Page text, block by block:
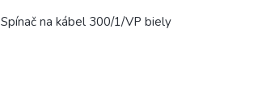
Spínač na kábel 300/1/VP biely